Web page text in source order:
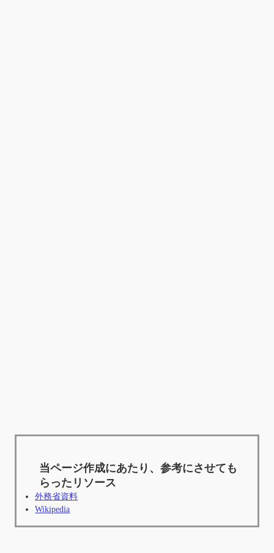
当ページ作成にあたり、参考にさせても
らったリソース
外務省資料
Wikipedia